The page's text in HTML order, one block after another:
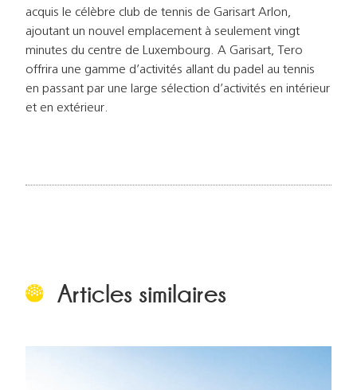
acquis le célèbre club de tennis de Garisart Arlon,
ajoutant un nouvel emplacement à seulement vingt
minutes du centre de Luxembourg. A Garisart, Tero
offrira une gamme d’activités allant du padel au tennis
en passant par une large sélection d’activités en intérieur
et en extérieur.
Articles similaires